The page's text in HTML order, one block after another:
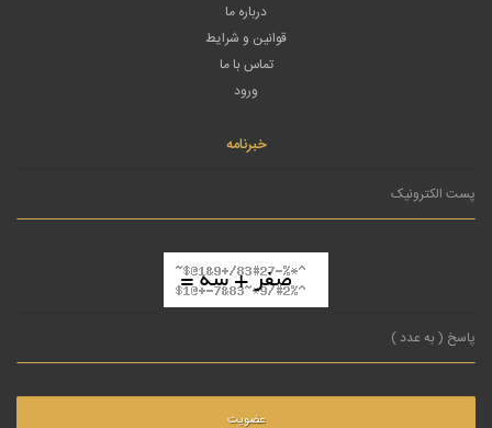
درباره ما
قوانین و شرایط
تماس با ما
ورود
خبرنامه